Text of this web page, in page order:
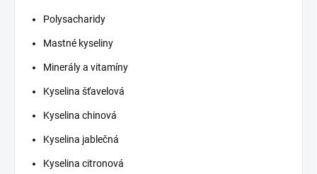
Polysacharidy
Mastné kyseliny
Minerály a vitamíny
Kyselina šťavelová
Kyselina chinová
Kyselina jablečná
Kyselina citronová